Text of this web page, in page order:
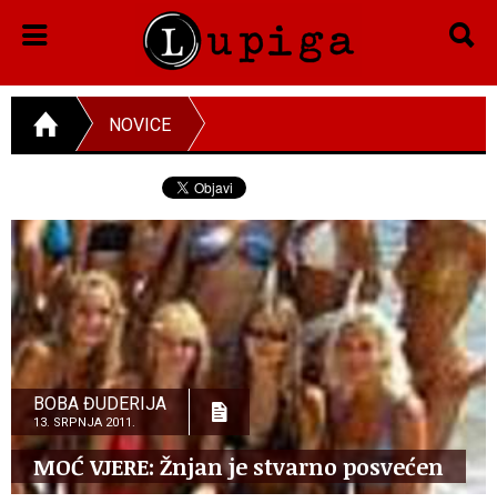
NOVICE
BOBA ĐUDERIJA
13. SRPNJA 2011.
MOĆ VJERE: Žnjan je stvarno posvećen